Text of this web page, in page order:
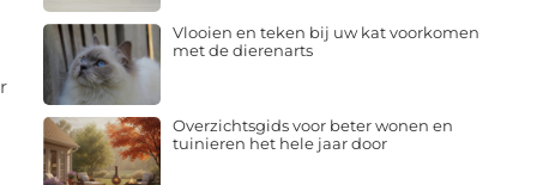
Vlooien en teken bij uw kat voorkomen
met de dierenarts
Overzichtsgids voor beter wonen en
tuinieren het hele jaar door